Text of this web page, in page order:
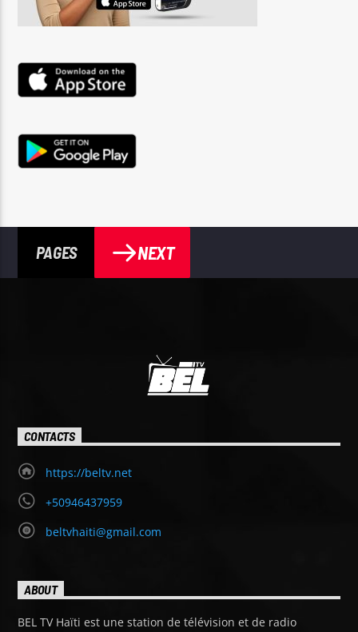
PAGES NEXT
CONTACTS
https://beltv.net
+50946437959
beltvhaiti@gmail.com
ABOUT
BEL TV Haïti est une station de télévision et de radio